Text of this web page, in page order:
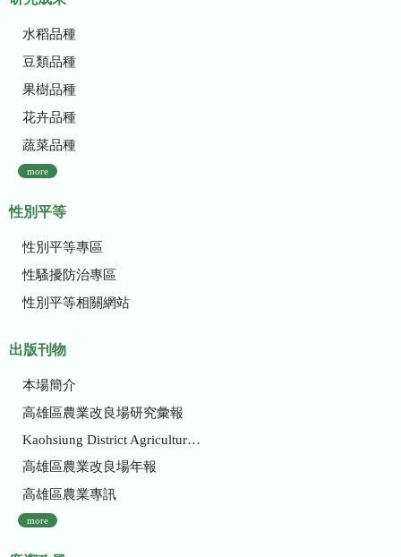
水稻品種
豆類品種
果樹品種
花卉品種
蔬菜品種
more
性別平等
性別平等專區
性騷擾防治專區
性別平等相關網站
出版刊物
本場簡介
高雄區農業改良場研究彙報
Kaohsiung District Agricultural Research and Extension Station
高雄區農業改良場年報
高雄區農業專訊
more